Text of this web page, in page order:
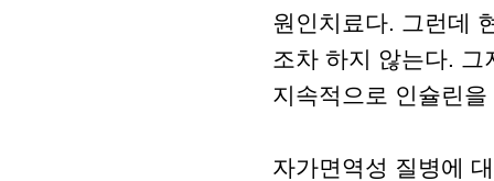
원인치료다. 그런데
조차 하지 않는다.
지속적으로 인슐린
자가면역성 질병에